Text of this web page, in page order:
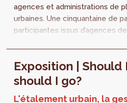
agences et administrations de
urbaines. Une cinquantaine de
participantes issus d’agences
Exposition | Should
should I go?
L'étalement urbain, la